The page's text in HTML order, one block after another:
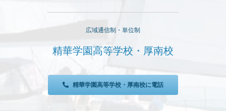
広域通信制・単位制
精華学園高等学校・厚南校
精華学園高等学校・厚南校に電話